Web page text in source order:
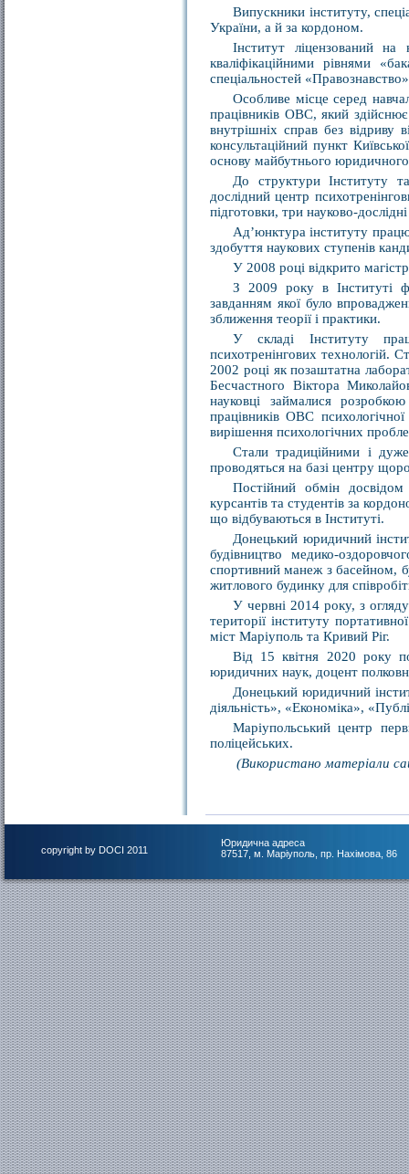
Випускники інституту,
України, а й за кордоном.
Інститут ліцензований
кваліфікаційними рівнями
спеціальностей
Особливе місце серед
працівників ОВС, який здійснює
внутрішніх справ без відриву
консультаційний пункт
основу майбутнього юридичного
До структури Інституту
дослідний центр
підготовки, три науково-
Ад’юнктура iнституту
здобуття наукових ступенів
У 2008 році відкрито
З 2009 року в Інституті
завданням якої було
зближення теорії і практики.
У складі Інституту
психотренінгових технологій.
2002 році як позаштатна
Бесчастного Віктора
науковці займалися
працівників ОВС
вирішення психологічних
Стали традиційними і дуже
проводяться на базі центру
Постійний обмін
курсантів та студентів за
що відбуваються в Інституті.
Донецький юридичний
будівництво медико-
спортивний манеж з басейном,
житлового будинку для
У червні 2014 року, з
території інституту
міст Маріуполь та Кривий Ріг.
Від 15 квітня 2020 року
юридичних наук, доцент
Донецький юридичний
діяльність», «Економіка»,
Маріупольський центр
поліцейських.
(Використано матеріали
copyright by DOCI 2011
Юридична адреса
87517, м. Маріуполь, пр. Нахімова, 86